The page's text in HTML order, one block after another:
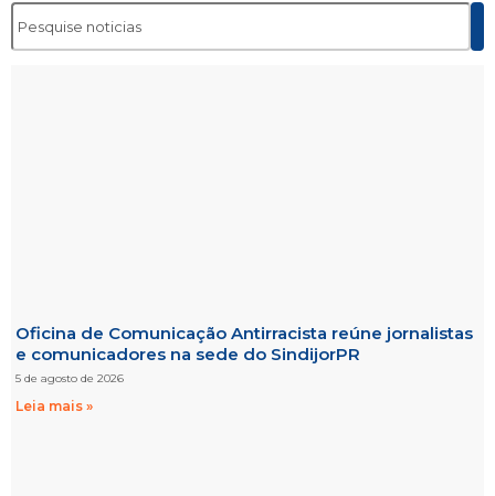
Oficina de Comunicação Antirracista reúne jornalistas
e comunicadores na sede do SindijorPR
5 de agosto de 2026
Leia mais »